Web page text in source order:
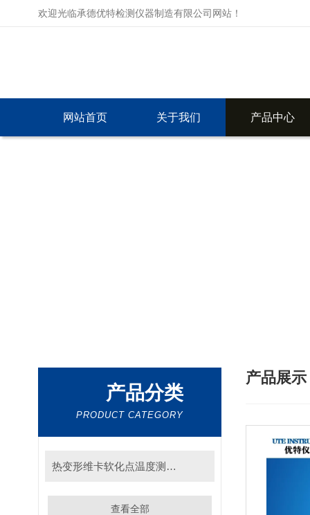
欢迎光临承德优特检测仪器制造有限公司网站！
网站首页 关于我们 产品中心
产品分类
PRODUCT CATEGORY
热变形维卡软化点温度测定仪
查看全部
产品展示